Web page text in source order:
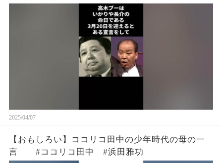
2025/04/07
【おもしろい】ココリコ田中の少年時代の母の一
言 #ココリコ田中 #浜田雅功